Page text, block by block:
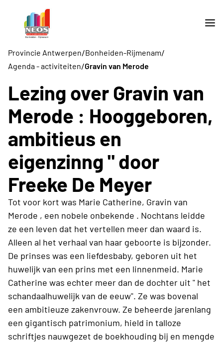
Provincie Antwerpen/Bonheiden-Rijmenam/
Agenda - activiteiten/Gravin van Merode
Lezing over Gravin van
Merode : Hooggeboren,
ambitieus en
eigenzinng " door
Freeke De Meyer
Tot voor kort was Marie Catherine, Gravin van
Merode , een nobele onbekende . Nochtans leidde
ze een leven dat het vertellen meer dan waard is.
Alleen al het verhaal van haar geboorte is bijzonder.
De prinses was een liefdesbaby, geboren uit het
huwelijk van een prins met een linnenmeid. Marie
Catherine was echter meer dan de dochter uit " het
schandaalhuwelijk van de eeuw". Ze was bovenal
een ambitieuze zakenvrouw. Ze beheerde jarenlang
een gigantisch patrimonium, hield in talloze
schriftjes nauwgezet de boekhouding bij en mengde